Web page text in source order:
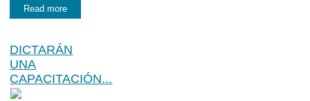
Read more
DICTARÁN
UNA
CAPACITACIÓN...